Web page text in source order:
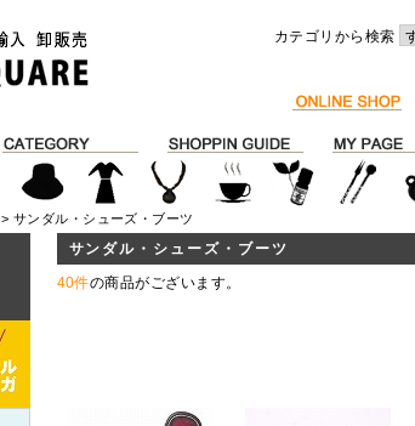
カテゴリから検索
> サンダル・シューズ・ブーツ
サンダル・シューズ・ブーツ
40件の商品がございます。